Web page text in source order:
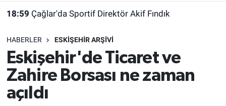
18:59 Çağlar'da Sportif Direktör Akif Fındık
HABERLER ESKIŞEHIR ARŞIVI
Eskişehir'de Ticaret ve
Zahire Borsası ne zaman
açıldı
Gündem
Türkiye
Dünya
Eskişehirspor Arşivi
Eskişehir Arşivi
Röportaj
Süper Lig Puan Durumu ve Fikstür
Tüm Manşetler
Son Dakika Haberleri